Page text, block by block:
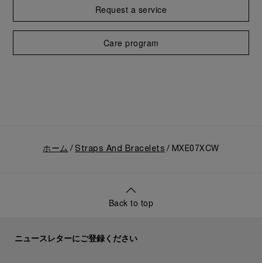
Request a service
Care program
ホーム Straps And Bracelets MXE07XCW
Back to top
ニュースレターにご登録ください